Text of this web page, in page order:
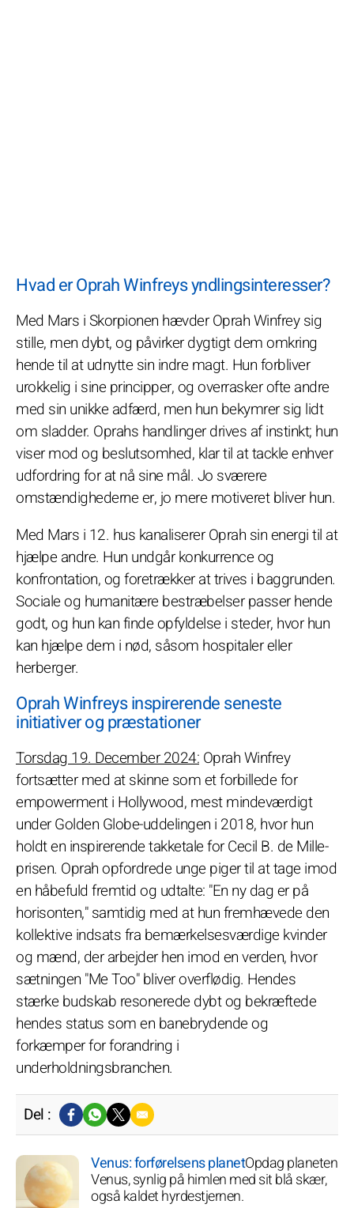
Hvad er Oprah Winfreys yndlingsinteresser?
Med Mars i Skorpionen hævder Oprah Winfrey sig
stille, men dybt, og påvirker dygtigt dem omkring
hende til at udnytte sin indre magt. Hun forbliver
urokkelig i sine principper, og overrasker ofte andre
med sin unikke adfærd, men hun bekymrer sig lidt
om sladder. Oprahs handlinger drives af instinkt; hun
viser mod og beslutsomhed, klar til at tackle enhver
udfordring for at nå sine mål. Jo sværere
omstændighederne er, jo mere motiveret bliver hun.
Med Mars i 12. hus kanaliserer Oprah sin energi til at
hjælpe andre. Hun undgår konkurrence og
konfrontation, og foretrækker at trives i baggrunden.
Sociale og humanitære bestræbelser passer hende
godt, og hun kan finde opfyldelse i steder, hvor hun
kan hjælpe dem i nød, såsom hospitaler eller
herberger.
Oprah Winfreys inspirerende seneste
initiativer og præstationer
Torsdag 19. December 2024: Oprah Winfrey
fortsætter med at skinne som et forbillede for
empowerment i Hollywood, mest mindeværdigt
under Golden Globe-uddelingen i 2018, hvor hun
holdt en inspirerende takketale for Cecil B. de Mille-
prisen. Oprah opfordrede unge piger til at tage imod
en håbefuld fremtid og udtalte: "En ny dag er på
horisonten," samtidig med at hun fremhævede den
kollektive indsats fra bemærkelsesværdige kvinder
og mænd, der arbejder hen imod en verden, hvor
sætningen "Me Too" bliver overflødig. Hendes
stærke budskab resonerede dybt og bekræftede
hendes status som en banebrydende og
forkæmper for forandring i
underholdningsbranchen.
Del :
Venus: forførelsens planetOpdag planeten
Venus, synlig på himlen med sit blå skær,
også kaldet hyrdestjernen.